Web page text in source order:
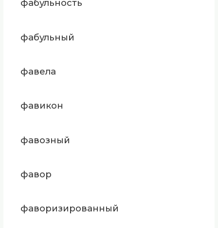
фабульность
фабульный
фавела
фавикон
фавозный
фавор
фаворизированный